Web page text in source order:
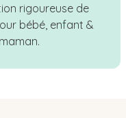
rigoureuse de
bébé, enfant &
maman.